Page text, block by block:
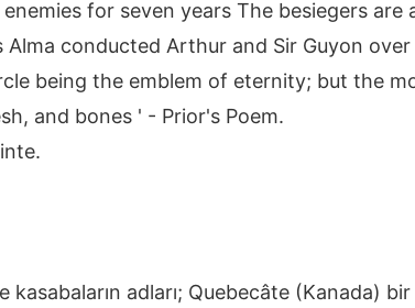
for seven years The besiegers are
conducted Arthur and Sir Guyon
being the emblem of eternity; but the
and bones ' - Prior's Poem.
kasabaların adları; Quebecâte (Kanada) bir